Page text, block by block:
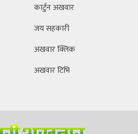
कार्टुन अखवार
जय सहकारी
अखवार क्लिक
अखवार टिभि